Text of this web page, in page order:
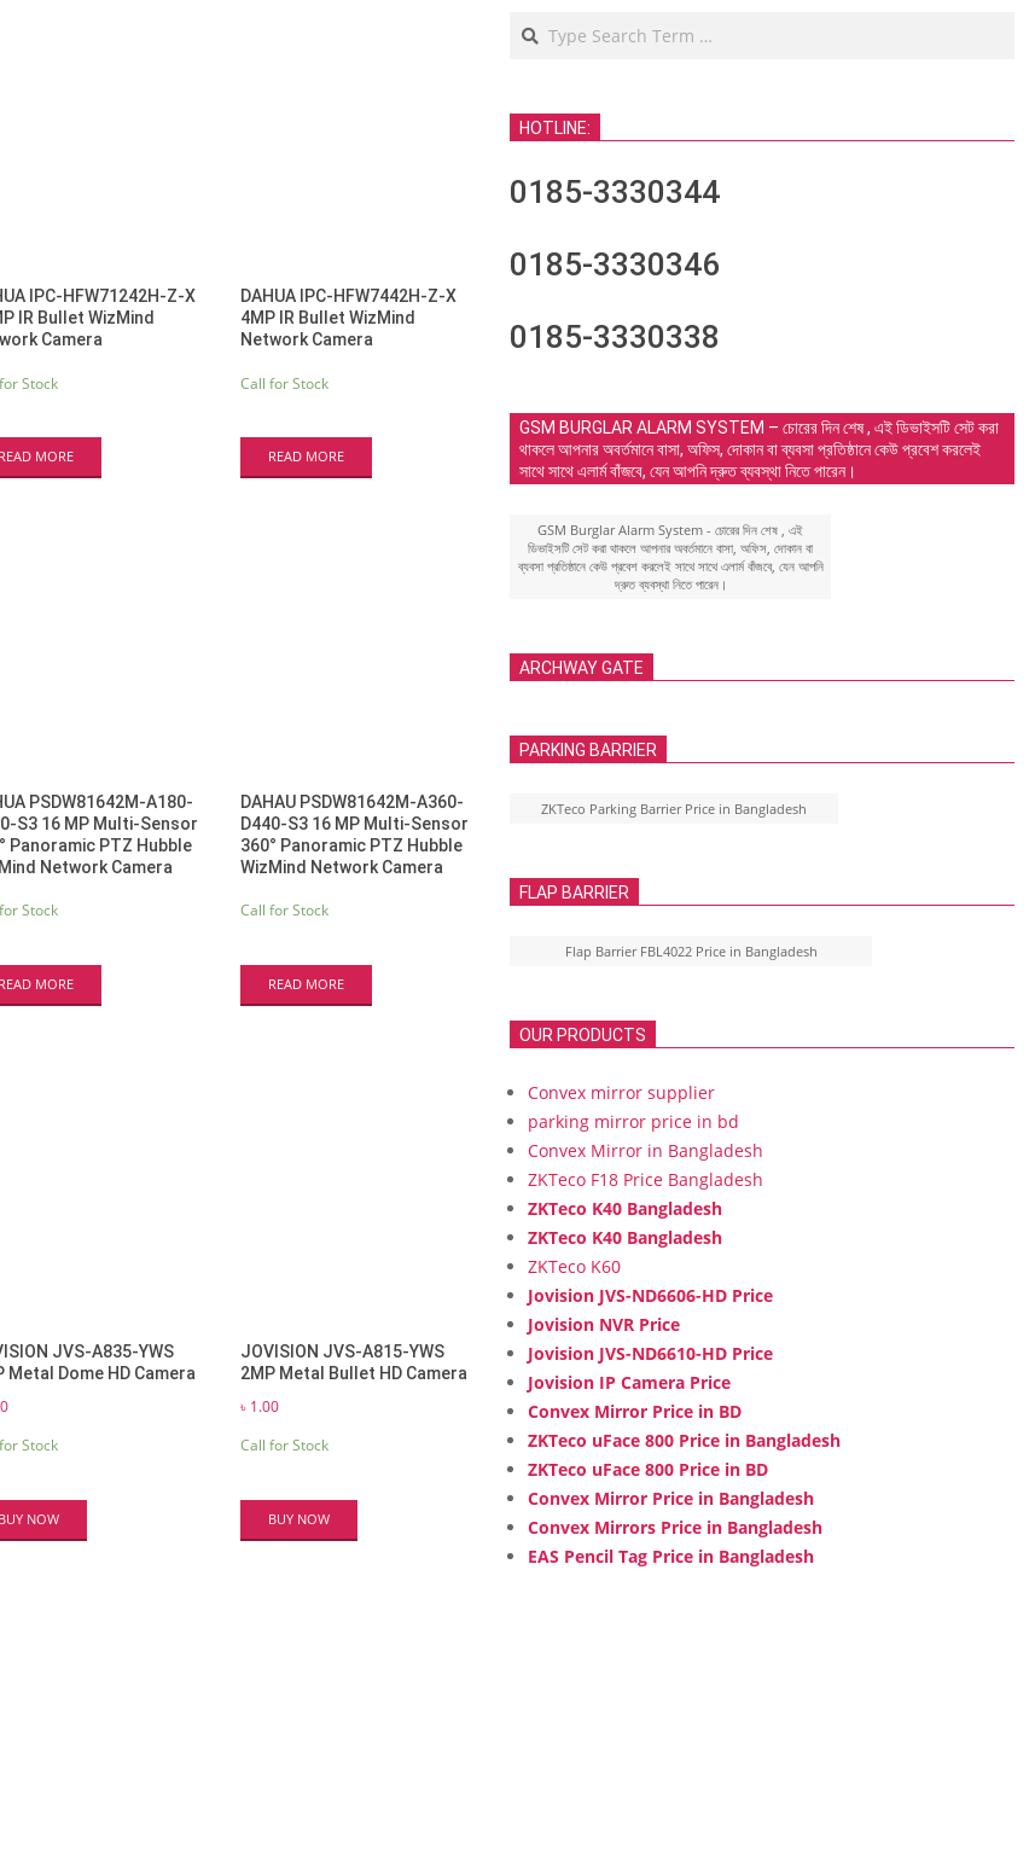
IPC-HFW71242H-Z-X
IR Bullet WizMind
Camera
Stock
READ MORE
DAHUA IPC-HFW7442H-Z-X
4MP IR Bullet WizMind
Network Camera
Call for Stock
READ MORE
PSDW81642M-A180-
S3 16 MP Multi-Sensor
Panoramic PTZ Hubble
Network Camera
Stock
READ MORE
DAHAU PSDW81642M-A360-
D440-S3 16 MP Multi-Sensor
360° Panoramic PTZ Hubble
WizMind Network Camera
Call for Stock
READ MORE
JVS-A835-YWS
Metal Dome HD Camera
Stock
BUY NOW
JOVISION JVS-A815-YWS
2MP Metal Bullet HD Camera
৳ 1.00
Call for Stock
BUY NOW
Search
HOTLINE:
0185-3330344
0185-3330346
0185-3330338
GSM BURGLAR ALARM SYSTEM – চোরের দিন শেষ , এই ডিভাইসটি সেট করা
থাকলে আপনার অবর্তমানে বাসা, অফিস, দোকান বা ব্যবসা প্রতিষ্ঠানে কেউ প্রবেশ করলেই
সাথে সাথে এলার্ম বাঁজবে, যেন আপনি দ্রুত ব্যবস্থা নিতে পারেন।
GSM Burglar Alarm System - চোরের দিন শেষ , এই
ডিভাইসটি সেট করা থাকলে আপনার অবর্তমানে বাসা, অফিস, দোকান বা
ব্যবসা প্রতিষ্ঠানে কেউ প্রবেশ করলেই সাথে সাথে এলার্ম বাঁজবে, যেন আপনি
দ্রুত ব্যবস্থা নিতে পারেন।
ARCHWAY GATE
PARKING BARRIER
ZKTeco Parking Barrier Price in Bangladesh
FLAP BARRIER
Flap Barrier FBL4022 Price in Bangladesh
OUR PRODUCTS
Convex mirror supplier
parking mirror price in bd
Convex Mirror in Bangladesh
ZKTeco F18 Price Bangladesh
ZKTeco K40 Bangladesh
ZKTeco K40 Bangladesh
ZKTeco K60
Jovision JVS-ND6606-HD Price
Jovision NVR Price
Jovision JVS-ND6610-HD Price
Jovision IP Camera Price
Convex Mirror Price in BD
ZKTeco uFace 800 Price in Bangladesh
ZKTeco uFace 800 Price in BD
Convex Mirror Price in Bangladesh
Convex Mirrors Price in Bangladesh
EAS Pencil Tag Price in Bangladesh